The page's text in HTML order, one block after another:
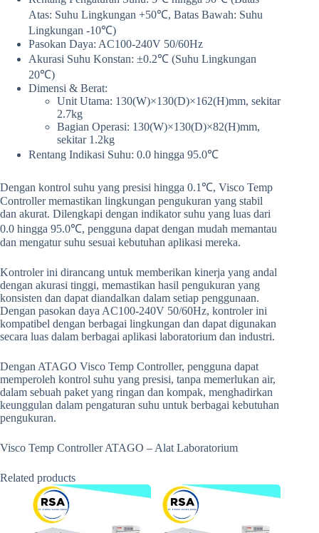
Atas: Suhu Lingkungan +50℃, Batas Bawah: Suhu
Lingkungan -10℃)
Pasokan Daya: AC100-240V 50/60Hz
Akurasi Suhu Konstan: ±0.2℃ (Suhu Lingkungan
20℃)
Dimensi & Berat:
Unit Utama: 130(W)×130(D)×162(H)mm, sekitar
2.7kg
Bagian Operasi: 130(W)×130(D)×82(H)mm,
sekitar 1.2kg
Rentang Indikasi Suhu: 0.0 hingga 95.0℃
Dengan kontrol suhu yang presisi hingga 0.1℃, Visco Temp
Controller memastikan lingkungan pengukuran yang stabil
dan akurat. Dilengkapi dengan indikator suhu yang luas dari
0.0 hingga 95.0℃, pengguna dapat dengan mudah memantau
dan mengatur suhu sesuai kebutuhan aplikasi mereka.
Kontroler ini dirancang untuk memberikan kinerja yang andal
dengan akurasi tinggi, memastikan hasil pengukuran yang
konsisten dan dapat diandalkan dalam setiap penggunaan.
Dengan pasokan daya AC100-240V 50/60Hz, kontroler ini
kompatibel dengan berbagai lingkungan dan dapat digunakan
secara luas dalam berbagai aplikasi laboratorium dan industri.
Dengan ATAGO Visco Temp Controller, pengguna dapat
memperoleh kontrol suhu yang presisi, tanpa memerlukan air,
dalam sebuah paket yang ringan dan kompak, menghadirkan
keunggulan dalam pengaturan suhu untuk berbagai kebutuhan
pengukuran.
Visco Temp Controller ATAGO – Alat Laboratorium
Related products